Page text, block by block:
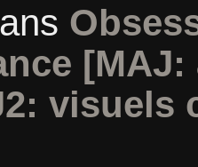
visuels